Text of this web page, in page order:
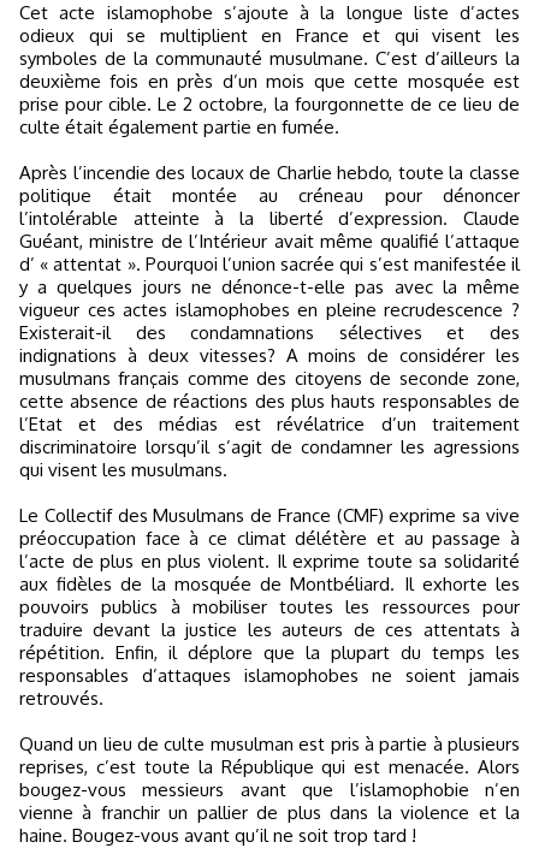
Cet acte islamophobe s’ajoute à la longue liste d’actes
odieux qui se multiplient en France et qui visent les
symboles de la communauté musulmane. C’est d’ailleurs la
deuxième fois en près d’un mois que cette mosquée est
prise pour cible. Le 2 octobre, la fourgonnette de ce lieu de
culte était également partie en fumée.
Après l’incendie des locaux de Charlie hebdo, toute la classe
politique était montée au créneau pour dénoncer
l’intolérable atteinte à la liberté d’expression. Claude
Guéant, ministre de l’Intérieur avait même qualifié l’attaque
d’ « attentat ». Pourquoi l’union sacrée qui s’est manifestée il
y a quelques jours ne dénonce-t-elle pas avec la même
vigueur ces actes islamophobes en pleine recrudescence ?
Existerait-il des condamnations sélectives et des
indignations à deux vitesses? A moins de considérer les
musulmans français comme des citoyens de seconde zone,
cette absence de réactions des plus hauts responsables de
l’Etat et des médias est révélatrice d’un traitement
discriminatoire lorsqu’il s’agit de condamner les agressions
qui visent les musulmans.
Le Collectif des Musulmans de France (CMF) exprime sa vive
préoccupation face à ce climat délétère et au passage à
l’acte de plus en plus violent. Il exprime toute sa solidarité
aux fidèles de la mosquée de Montbéliard. Il exhorte les
pouvoirs publics à mobiliser toutes les ressources pour
traduire devant la justice les auteurs de ces attentats à
répétition. Enfin, il déplore que la plupart du temps les
responsables d’attaques islamophobes ne soient jamais
retrouvés.
Quand un lieu de culte musulman est pris à partie à plusieurs
reprises, c’est toute la République qui est menacée. Alors
bougez-vous messieurs avant que l’islamophobie n’en
vienne à franchir un pallier de plus dans la violence et la
haine. Bougez-vous avant qu’il ne soit trop tard !